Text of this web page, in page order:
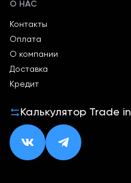
О НАС
Контакты
Оплата
О компании
Доставка
Кредит
Калькулятор Trade in